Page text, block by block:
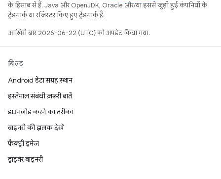
के हिसाब से हैं. Java और OpenJDK, Oracle और/या इससे जुड़ी हुई कंपनियों के
ट्रेडमार्क या रजिस्टर किए हुए ट्रेडमार्क हैं.
आखिरी बार 2026-06-22 (UTC) को अपडेट किया गया.
बिल्ड
Android डेटा संग्रह स्थान
इस्तेमाल संबंधी ज़रूरी बातें
डाउनलोड करने का तरीका
बाइनरी की झलक देखें
फ़ैक्ट्री इमेज
ड्राइवर बाइनरी